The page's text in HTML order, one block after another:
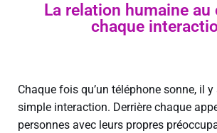
La relation humaine
chaque
Chaque fois qu’un téléphone sonne, il y
simple interaction. Derrière chaque
personnes avec leurs propres